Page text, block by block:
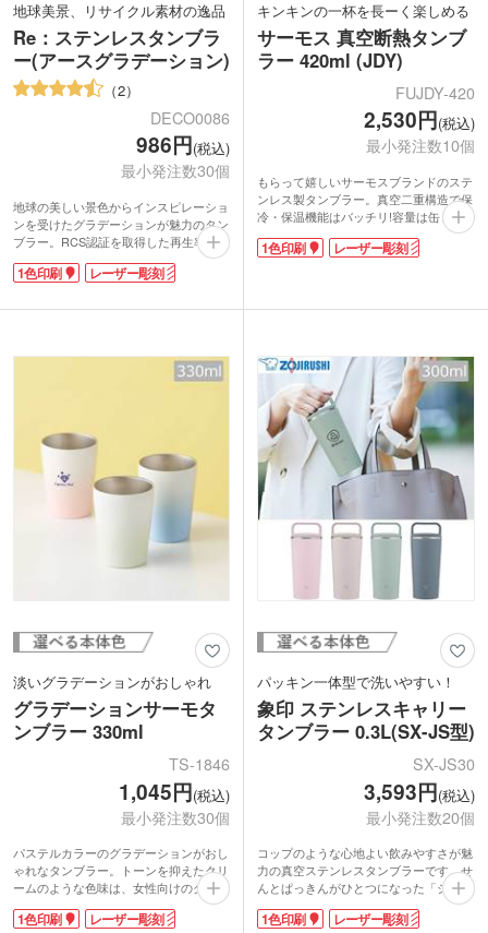
地球美景、リサイクル素材の逸品
Re：ステンレスタンブラ
ー(アースグラデーション)
2
DECO0086
986円(税込)
最小発注数30個
地球の美しい景色からインスピレーショ
ンを受けたグラデーションが魅力のタン
ブラー。RCS認証を取得した再生率90%
のステンレスを採用しています。保冷温
効果を保つ真空二重構造。350ml容量で
表面にはオリジナル印刷が可能です。ワ
る回転シルク印刷は販促効果が高くオリ
ジナル性が上がります。高級感の出るレ
ィをお探しの方におすすめの商品です。
1色印刷 レーザー彫刻
キンキンの一杯を長ーく楽しめる
サーモス 真空断熱タンブ
ラー 420ml (JDY)
FUJDY-420
2,530円(税込)
最小発注数10個
もらって嬉しいサーモスブランドのステ
ンレス製タンブラー。真空二重構造で保
冷・保温機能はバッチリ!容量は缶ビー
ルを入れて飲むのに程よい420mlサイ
ズ。ロゴや会社名を名入れ印刷したオリ
1色印刷 レーザー彫刻
淡いグラデーションがおしゃれ
グラデーションサーモタ
ンブラー 330ml
TS-1846
1,045円(税込)
最小発注数30個
パステルカラーのグラデーションがおし
ゃれなタンブラー。トーンを抑えたクリ
ームのような色味は、女性向けのグッズ
やノベルティにおすすめです。ステンレ
ス製の真空2重構造で保温保冷もバッチ
1色印刷 レーザー彫刻
パッキン一体型で洗いやすい！
象印 ステンレスキャリー
タンブラー 0.3L(SX-JS型)
SX-JS30
3,593円(税込)
最小発注数20個
コップのような心地よい飲みやすさが魅
力の真空ステンレスタンブラーです。せ
んとぱっきんがひとつになった「シーム
レスせん」を採用していてお手入れ簡
単。広口なので中までしっかり洗えて衛
1色印刷 レーザー彫刻